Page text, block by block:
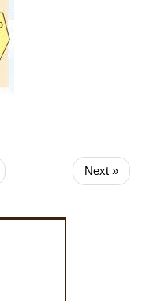
Next »